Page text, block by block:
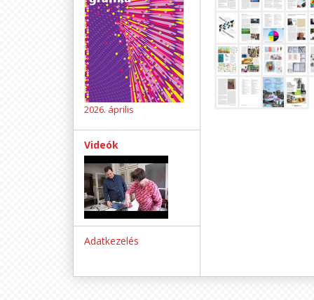
2026. április
Videók
Adatkezelés